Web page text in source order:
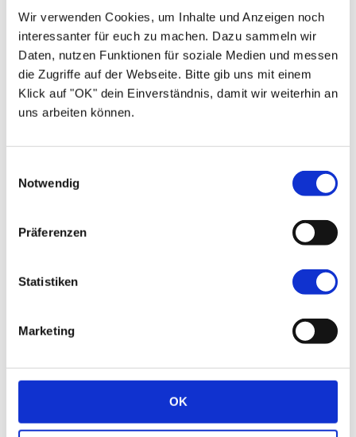
Wir verwenden Cookies, um Inhalte und Anzeigen noch
interessanter für euch zu machen. Dazu sammeln wir
Daten, nutzen Funktionen für soziale Medien und messen
die Zugriffe auf der Webseite. Bitte gib uns mit einem
Klick auf "OK" dein Einverständnis, damit wir weiterhin an
uns arbeiten können.
Notwendig
Präferenzen
Statistiken
Marketing
OK
aber darauf, dass Du nur kleine Mengen
zubereitest, da sich die selbst gemachten
Kekse und Pasten weniger lange halten als die
aus dem Supermarkt. Das gibt Dir aber auch
die Möglichkeit, immer wieder neue Sorten zu
selber machen“ erfahren möchtest, können wir
sehr
empfehlen. Wenn du
klickst, bekommst
zum Download.
Welche Belohnung ist für welchen
Zweck geeignet?
Trainierst Du mit Deinem Hund Sitz und Platz,